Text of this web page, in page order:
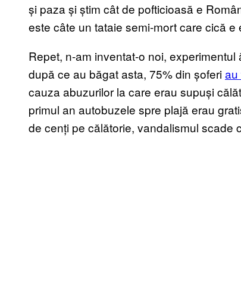
și paza și știm cât de pofticioasă e
este câte un tataie semi-mort care cică e
Repet, n-am inventat-o noi,
după ce au băgat asta, 75% din șoferiau
cauza abuzurilor la care erau supuși
primul an autobuzele spre plajă erau
de cenți pe călătorie, vandalismul scade